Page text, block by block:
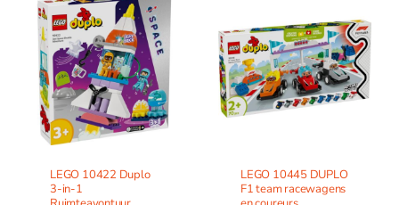
LEGO 10422 Duplo
3-in-1
LEGO 10445 DUPLO
F1 team racewagens